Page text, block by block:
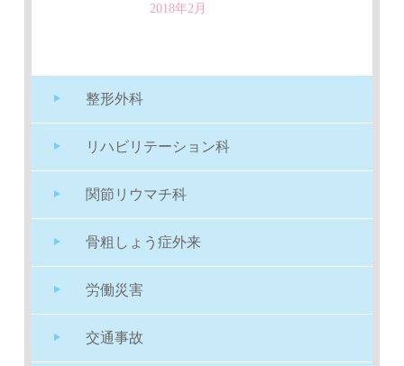
2018年2月
整形外科
リハビリテーション科
関節リウマチ科
骨粗しょう症外来
労働災害
交通事故